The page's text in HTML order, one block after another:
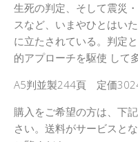
生死の判定、そして震災
スなど、いまやひとはい
に立たされている。判定
的アプローチを駆使 して
A5判並製244頁 定価
購入をご希望の方は、下
さい。送料がサービスと